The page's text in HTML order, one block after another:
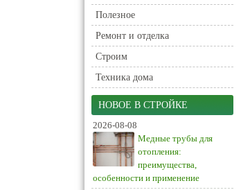
Полезное
Ремонт и отделка
Строим
Техника дома
НОВОЕ В СТРОЙКЕ
2026-08-08
Медные трубы для
отопления:
преимущества,
особенности и применение